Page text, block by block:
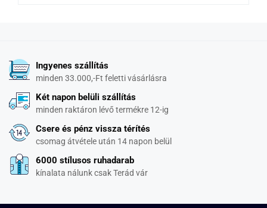
Ingyenes szállítás
minden 33.000,-Ft feletti vásárlásra
Két napon belüli szállítás
minden raktáron lévő termékre 12-ig
Csere és pénz vissza térítés
csomag átvétele után 14 napon belül
6000 stílusos ruhadarab
kínalata nálunk csak Terád vár